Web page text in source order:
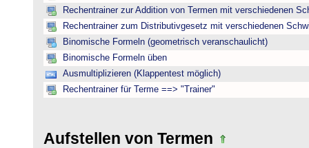
Rechentrainer zur Addition von Termen mit verschiedenen
Rechentrainer zum Distributivgesetz mit verschiedenen
Binomische Formeln (geometrisch veranschaulicht)
Binomische Formeln üben
Ausmultiplizieren (Klappentest möglich)
Rechentrainer für Terme ==> "Trainer"
Aufstellen von Termen